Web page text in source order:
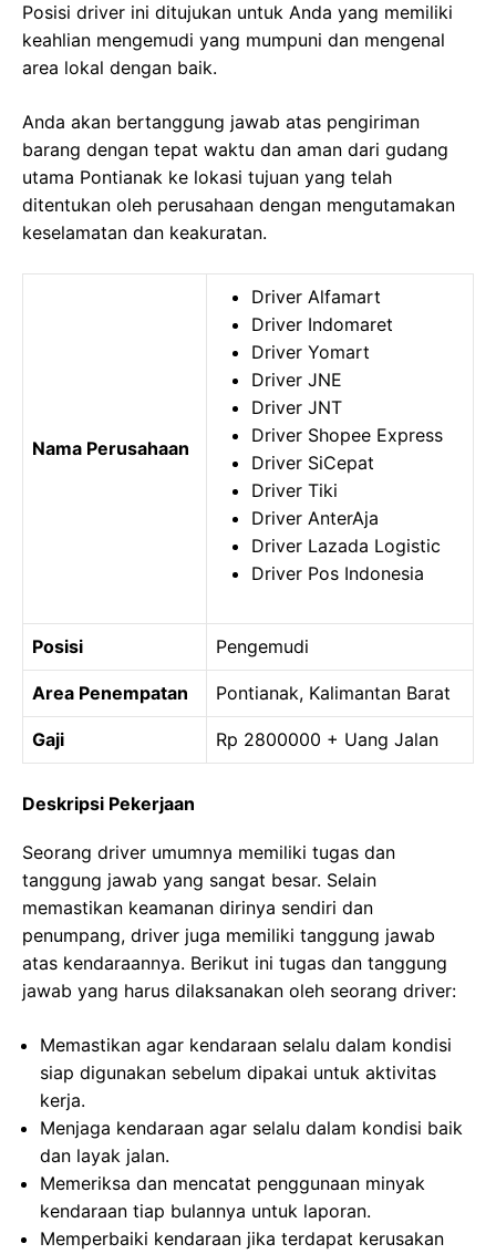
Posisi driver ini ditujukan untuk Anda yang memiliki
keahlian mengemudi yang mumpuni dan mengenal
area lokal dengan baik.
Anda akan bertanggung jawab atas pengiriman
barang dengan tepat waktu dan aman dari gudang
utama Pontianak ke lokasi tujuan yang telah
ditentukan oleh perusahaan dengan mengutamakan
keselamatan dan keakuratan.
Nama Perusahaan
Driver Alfamart
Driver Indomaret
Driver Yomart
Driver JNE
Driver JNT
Driver Shopee Express
Driver SiCepat
Driver Tiki
Driver AnterAja
Driver Lazada Logistic
Driver Pos Indonesia
Posisi Pengemudi
Area Penempatan Pontianak, Kalimantan Barat
Gaji Rp 2800000 + Uang Jalan
Deskripsi Pekerjaan
Seorang driver umumnya memiliki tugas dan
tanggung jawab yang sangat besar. Selain
memastikan keamanan dirinya sendiri dan
penumpang, driver juga memiliki tanggung jawab
atas kendaraannya. Berikut ini tugas dan tanggung
jawab yang harus dilaksanakan oleh seorang driver:
Memastikan agar kendaraan selalu dalam kondisi
siap digunakan sebelum dipakai untuk aktivitas
kerja.
Menjaga kendaraan agar selalu dalam kondisi baik
dan layak jalan.
Memeriksa dan mencatat penggunaan minyak
kendaraan tiap bulannya untuk laporan.
Memperbaiki kendaraan jika terdapat kerusakan